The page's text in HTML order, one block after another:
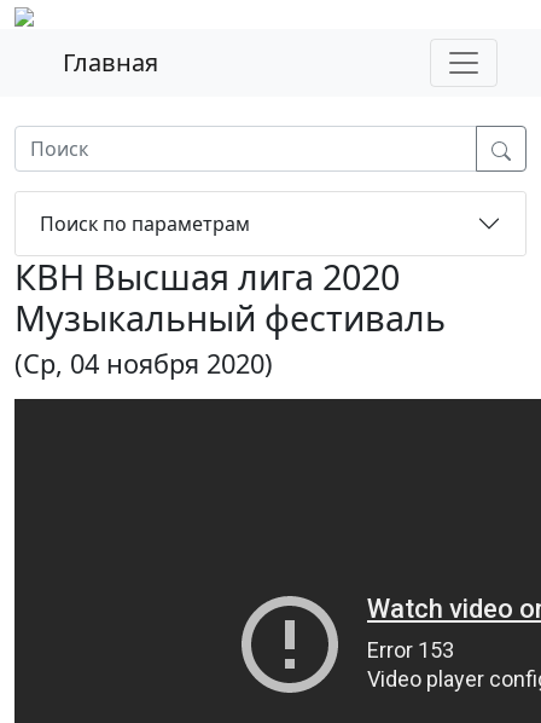
Главная
Поиск по параметрам
КВН Высшая лига 2020
Музыкальный фестиваль
(Ср, 04 ноября 2020)